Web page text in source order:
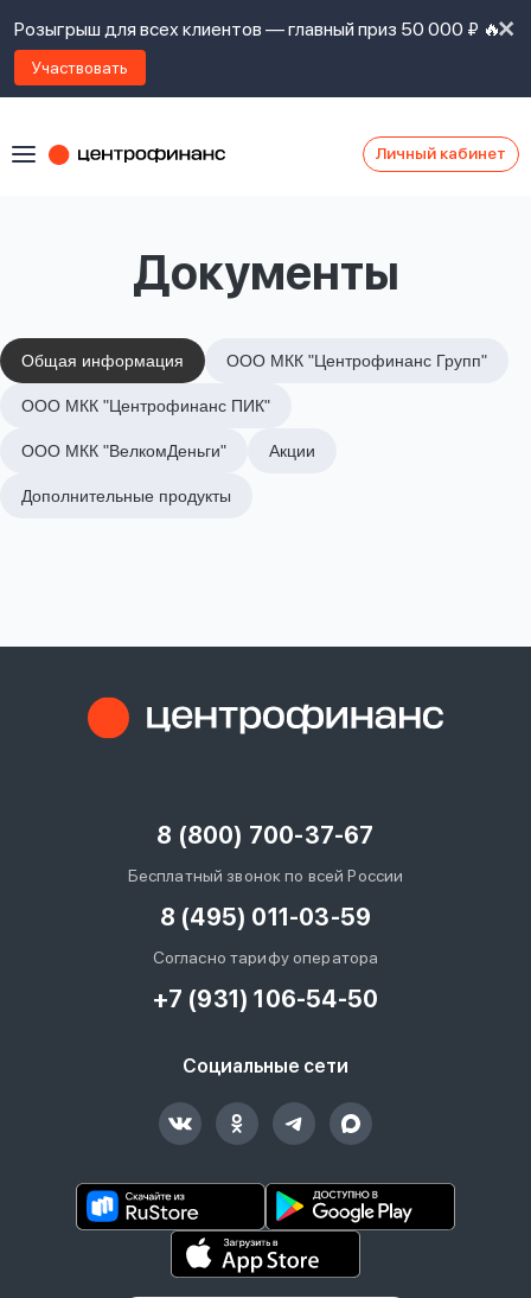
Розыгрыш для всех клиентов — главный приз 50 000 ₽ 🔥
Участвовать
Личный кабинет
Документы
Общая информация ООО МКК "Центрофинанс Групп"
ООО МКК "Центрофинанс ПИК"
ООО МКК "ВелкомДеньги" Акции
Дополнительные продукты
8 (800) 700-37-67
Бесплатный звонок по всей России
8 (495) 011-03-59
Согласно тарифу оператора
+7 (931) 106-54-50
Социальные сети
Войти под другим номером
ознакомлен
предоставления
займов,
политикой
сайта,
согласие
обработку